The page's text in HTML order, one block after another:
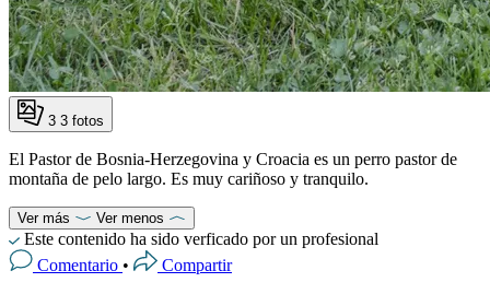
3 3 fotos
El Pastor de Bosnia-Herzegovina y Croacia es un perro pastor de
montaña de pelo largo. Es muy cariñoso y tranquilo.
Ver más Ver menos
Este contenido ha sido verficado por un profesional
Comentario • Compartir